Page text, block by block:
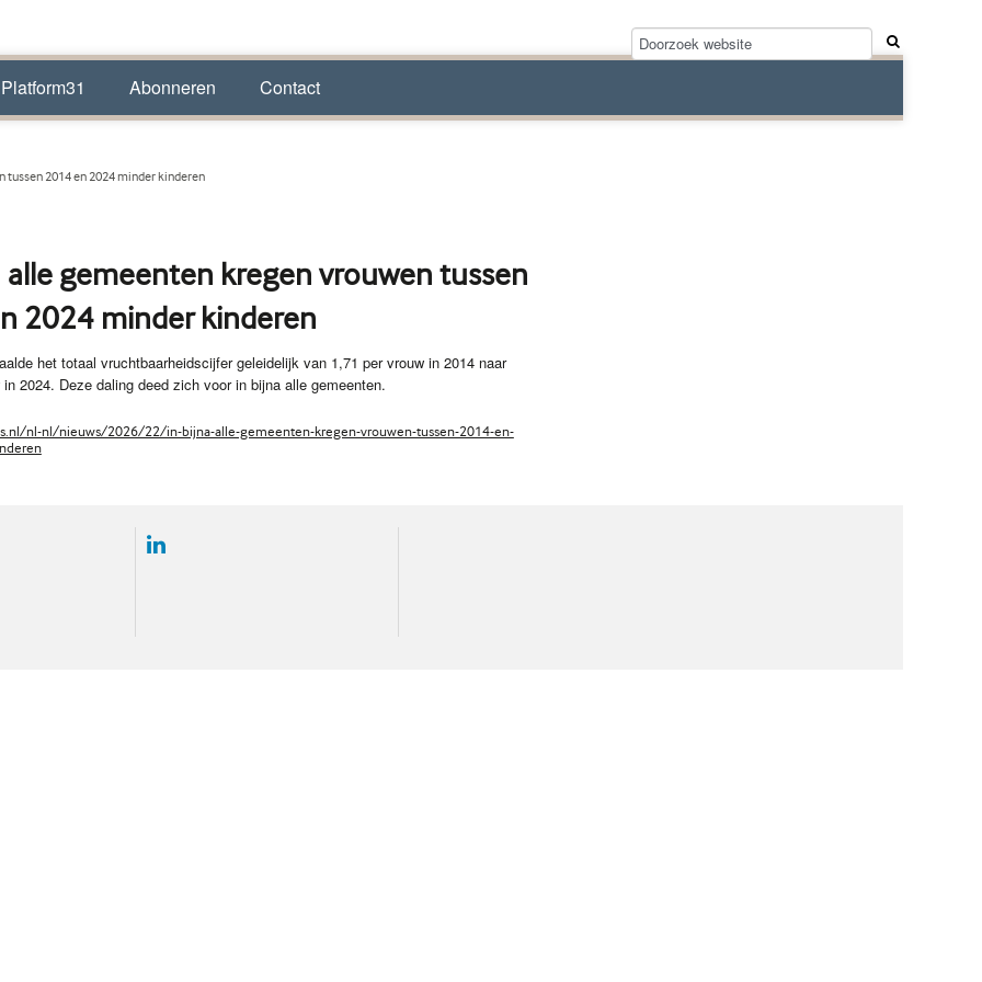
Abonneren Contact
tussen 2014 en 2024 minder kinderen
alle gemeenten kregen vrouwen tussen
2024 minder kinderen
het totaal vruchtbaarheidscijfer geleidelijk van 1,71 per vrouw in 2014 naar
2024. Deze daling deed zich voor in bijna alle gemeenten.
nl-nl/nieuws/2026/22/in-bijna-alle-gemeenten-kregen-vrouwen-tussen-2014-en-